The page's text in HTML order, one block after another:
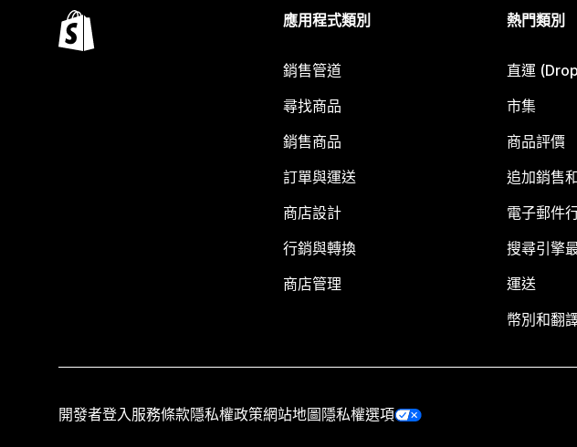
應用程式類別
銷售管道
尋找商品
銷售商品
訂單與運送
商店設計
行銷與轉換
商店管理
熱門類別
直運
市集
商品評價
追加銷售
電子郵件
搜尋引擎
運送
幣別和翻
開發者登入服務條款隱私權政策網站地圖 隱私權選項